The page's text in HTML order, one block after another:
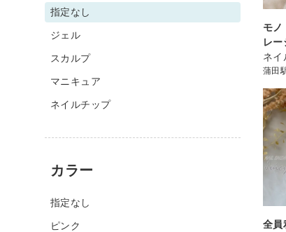
モノ
レー
ネイ
蒲田
全員
指定なし
ジェル
スカルプ
マニキュア
ネイルチップ
カラー
指定なし
ピンク